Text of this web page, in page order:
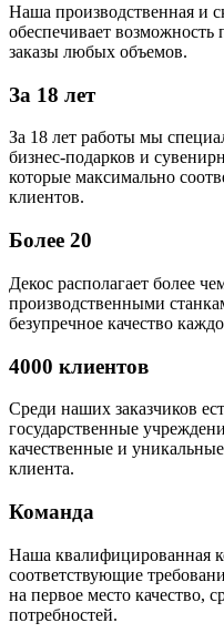
Наша производственная и
обеспечивает
заказы любых объемов.
За 18 лет
За 18 лет работы мы
бизнес-подарков и
которые максимально
клиентов.
Более 20
Декос располагает более
производственными
безупречное качество
4000 клиентов
Среди наших заказчиков
государственные
качественные и
клиента.
Команда
Наша квалифицированная
соответствующие
на первое место качество,
потребностей.